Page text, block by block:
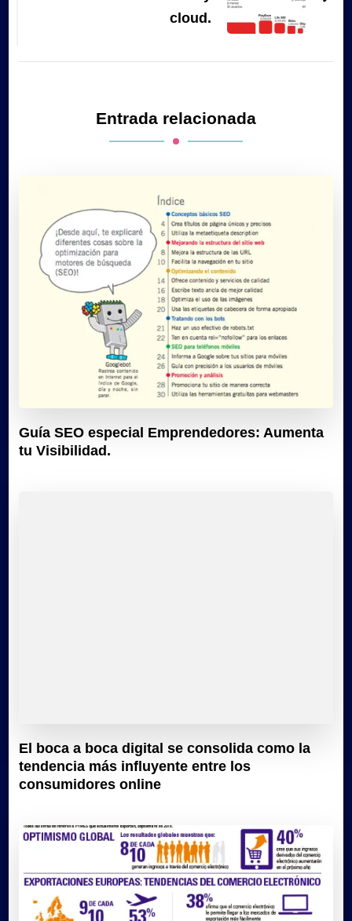
cloud.
Entrada relacionada
Guía SEO especial Emprendedores: Aumenta
tu Visibilidad.
El boca a boca digital se consolida como la
tendencia más influyente entre los
consumidores online